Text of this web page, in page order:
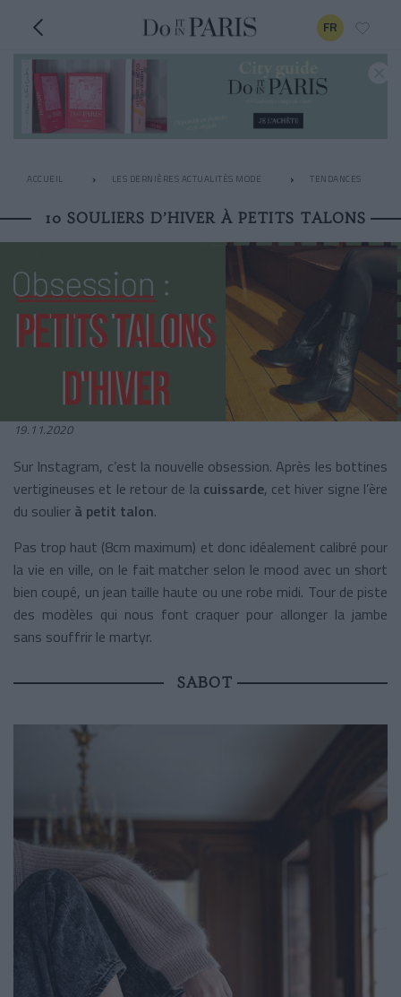
FR
ACCUEIL LES DERNIÈRES ACTUALITÉS MODE TENDANCES
10 SOULIERS D’HIVER À PETITS TALONS
19.11.2020
Sur Instagram, c’est la nouvelle obsession. Après les bottines
vertigineuses et le retour de la cuissarde, cet hiver signe l’ère
du soulier à petit talon.
Pas trop haut (8cm maximum) et donc idéalement calibré pour
la vie en ville, on le fait matcher selon le mood avec un short
bien coupé, un jean taille haute ou une robe midi. Tour de piste
des modèles qui nous font craquer pour allonger la jambe
sans souffrir le martyr.
SABOT